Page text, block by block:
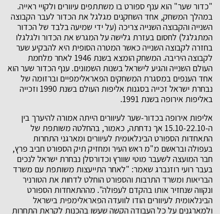
"כדור שער" הוא ענף ספורט בו משתתפים עיוורים ולקויי ראייה.
במהלך המשחק, אחד השחקנים מגלגל את הכדור לעבר הקבוצה
השנייה והקבוצה השנייה צריכה (על ידי שמיעה בלבד של הכדור
המתגלגל) לחסום בעזרת גלישה על המגרש את הכדור ולגלגלו
בחזרה לקבוצה השנייה כאשר המטרה הסופית היא להבקיע שער
לקבוצה היריבה. המשחק הומצא בשנת 1946 לאחר מלחמת
העולם השנייה והגיע לישראל בשנות השמונים. ענף הכדור שער הוא
אחד הענפים במסגרת המשחקים הפאראלימפיים וברזומה של
נבחרת ישראל זכייה בסגנות אליפות העולם בשנת 1990 וזכייה
באליפות אירופה בשנת 1991.
אליפות אירופה בכדור-שער לעיוורים הייתה אמורה להיערך בין
ה-15.10-22.10 אך נדחתה, כאמור, בהחלטה משותפת של
התאחדות הספורט הבינלאומית לעיוורים ומארגני התחרות
בעפולה ובראשם מ"מ ראש העיר ומחזיק תיק הספורט חביב פרץ,
חבר המועצה לשעבר מוטי שוורץ וכדורסלן נבחרת ישראל לנכים
בעבר רועי רוזנברג שאמר: "לאחר התייעצות משותפת עם משרד
הבריאות ומשרד התרבות והספורט הוחלט לדחות את הטורניר
ונקווה שנחזיר אותו בהקדם לעפולה". מההתאחדות הספורט
הבינלאומית לעיוורים הודו לוועדה הפאראלימפית בישראל
ולמארגנים על כל העבודה הקשה שעשו בהכנות לקראת התחרות